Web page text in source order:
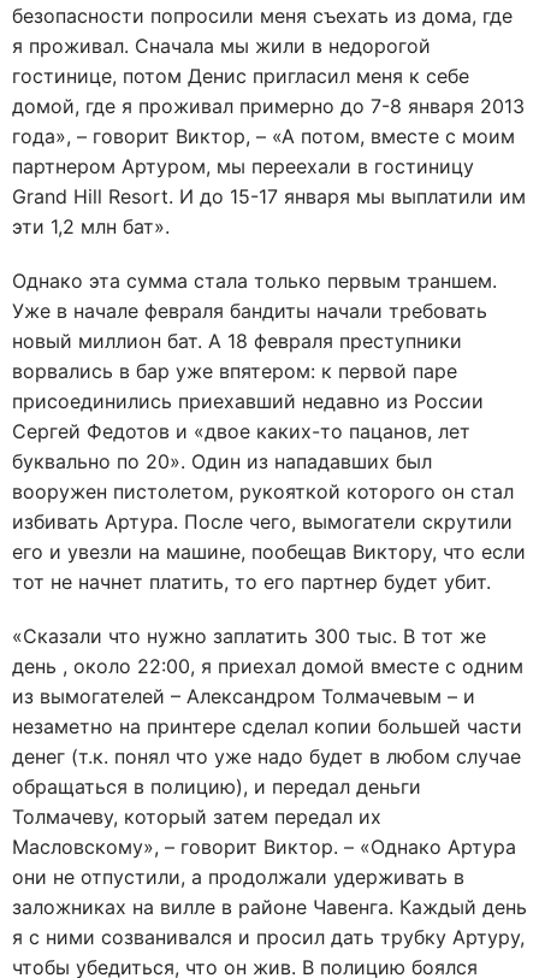
безопасности попросили меня съехать из дома, где
я проживал. Сначала мы жили в недорогой
гостинице, потом Денис пригласил меня к себе
домой, где я проживал примерно до 7-8 января 2013
года», – говорит Виктор, – «А потом, вместе с моим
партнером Артуром, мы переехали в гостиницу
Grand Hill Resort. И до 15-17 января мы выплатили им
эти 1,2 млн бат».
Однако эта сумма стала только первым траншем.
Уже в начале февраля бандиты начали требовать
новый миллион бат. А 18 февраля преступники
ворвались в бар уже впятером: к первой паре
присоединились приехавший недавно из России
Сергей Федотов и «двое каких-то пацанов, лет
буквально по 20». Один из нападавших был
вооружен пистолетом, рукояткой которого он стал
избивать Артура. После чего, вымогатели скрутили
его и увезли на машине, пообещав Виктору, что если
тот не начнет платить, то его партнер будет убит.
«Сказали что нужно заплатить 300 тыс. В тот же
день , около 22:00, я приехал домой вместе с одним
из вымогателей – Александром Толмачевым – и
незаметно на принтере сделал копии большей части
денег (т.к. понял что уже надо будет в любом случае
обращаться в полицию), и передал деньги
Толмачеву, который затем передал их
Масловскому», – говорит Виктор. – «Однако Артура
они не отпустили, а продолжали удерживать в
заложниках на вилле в районе Чавенга. Каждый день
я с ними созванивался и просил дать трубку Артуру,
чтобы убедиться, что он жив. В полицию боялся